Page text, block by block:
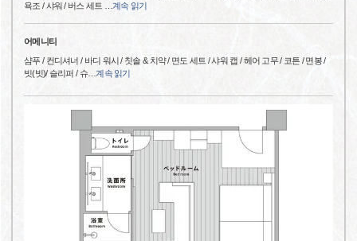
욕조 / 샤워 / 버스 세트 …계속 읽기
어메니티
샴푸 / 컨디셔너 / 바디 워시 / 칫솔 & 치약 / 면도 세트 / 샤워 캡 / 헤어 고무 / 코튼 / 면봉 /
빗(빗)/ 슬리퍼 / 슈…계속 읽기